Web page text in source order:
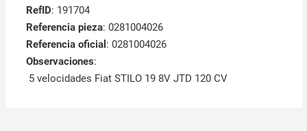
RefID: 191704
Referencia pieza: 0281004026
Referencia oficial : 0281004026
Observaciones:
5 velocidades Fiat STILO 19 8V JTD 120 CV